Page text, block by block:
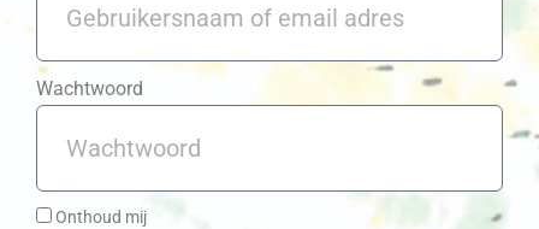
Wachtwoord
Onthoud mij